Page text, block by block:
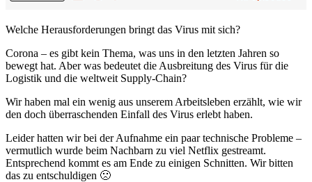
Welche Herausforderungen bringt das Virus mit sich?
Corona – es gibt kein Thema, was uns in den letzten Jahren so
bewegt hat. Aber was bedeutet die Ausbreitung des Virus für die
Logistik und die weltweit Supply-Chain?
Wir haben mal ein wenig aus unserem Arbeitsleben erzählt, wie wir
den doch überraschenden Einfall des Virus erlebt haben.
Leider hatten wir bei der Aufnahme ein paar technische Probleme –
vermutlich wurde beim Nachbarn zu viel Netflix gestreamt.
Entsprechend kommt es am Ende zu einigen Schnitten. Wir bitten
das zu entschuldigen 🙁